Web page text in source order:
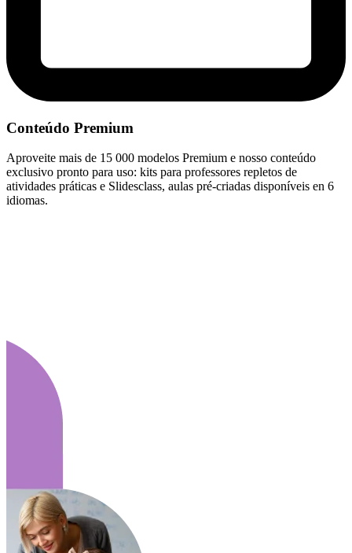
Conteúdo Premium
Aproveite mais de 15 000 modelos Premium e nosso conteúdo
exclusivo pronto para uso: kits para professores repletos de
atividades práticas e Slidesclass, aulas pré-criadas disponíveis en 6
idiomas.